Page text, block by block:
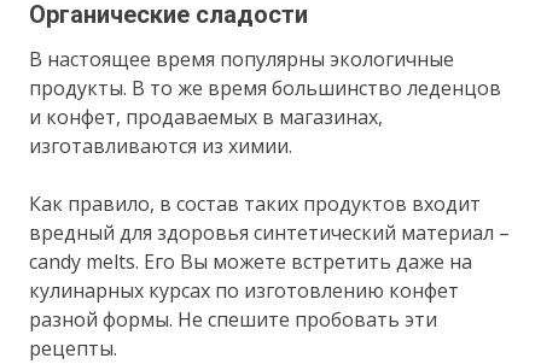
Органические сладости
В настоящее время популярны экологичные
продукты. В то же время большинство леденцов
и конфет, продаваемых в магазинах,
изготавливаются из химии.
Как правило, в состав таких продуктов входит
вредный для здоровья синтетический материал –
candy melts. Его Вы можете встретить даже на
кулинарных курсах по изготовлению конфет
разной формы. Не спешите пробовать эти
рецепты.